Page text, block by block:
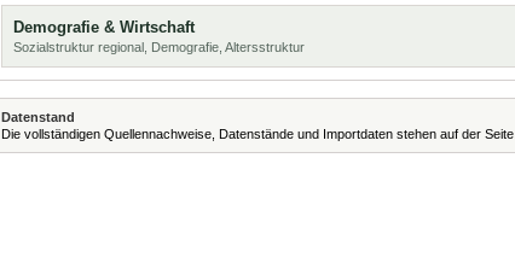
Demografie & Wirtschaft
Sozialstruktur regional, Demografie, Altersstruktur
Datenstand
Die vollständigen Quellennachweise, Datenstände und Importdaten stehen auf der Seite